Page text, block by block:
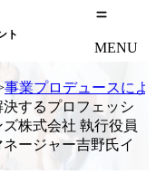
ト
MENU
事業プロデュースによ
するプロフェッシ
株式会社 執行役員
ージャー吉野氏イ